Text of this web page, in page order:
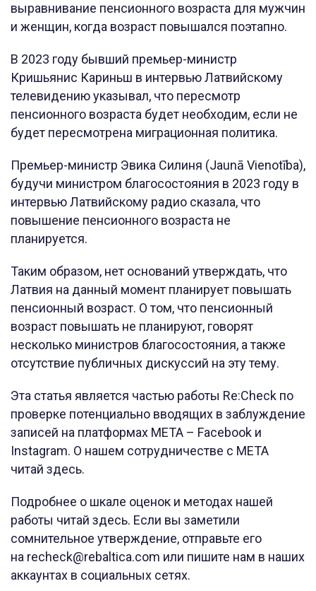
выравнивание пенсионного возраста для мужчин
и женщин, когда возраст повышался поэтапно.
В 2023 году бывший премьер-министр
Кришьянис Кариньш в интервью Латвийскому
телевидению указывал, что пересмотр
пенсионного возраста будет необходим, если не
будет пересмотрена миграционная политика.
Премьер-министр Эвика Силиня (Jaunā Vienotība),
будучи министром благосостояния в 2023 году в
интервью Латвийскому радио сказала, что
повышение пенсионного возраста не
планируется.
Таким образом, нет оснований утверждать, что
Латвия на данный момент планирует повышать
пенсионный возраст. О том, что пенсионный
возраст повышать не планируют, говорят
несколько министров благосостояния, а также
отсутствие публичных дискуссий на эту тему.
Эта статья является частью работы Re:Check по
проверке потенциально вводящих в заблуждение
записей на платформах META – Facebook и
Instagram. О нашем сотрудничестве с META
читай здесь.
Подробнее о шкале оценок и методах нашей
работы читай здесь. Если вы заметили
сомнительное утверждение, отправьте его
на recheck@rebaltica.com или пишите нам в наших
аккаунтах в социальных сетях.